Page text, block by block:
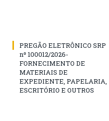
PREGÃO ELETRÔNICO SRP
nº 100012/2026-
FORNECIMENTO DE
MATERIAIS DE
EXPEDIENTE, PAPELARIA,
ESCRITÓRIO E OUTROS